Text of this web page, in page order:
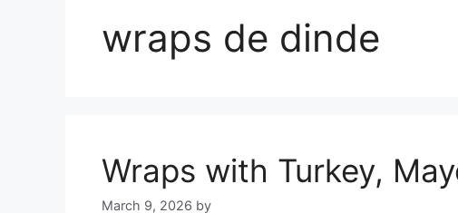
wraps de dinde
Wraps with Turkey,
March 9, 2026 by